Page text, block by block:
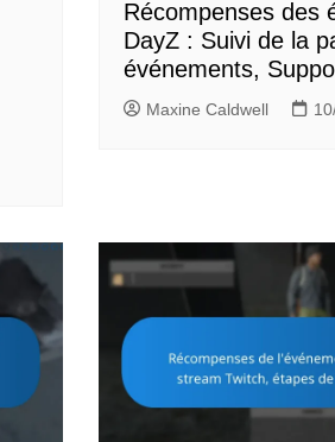
Récompenses des
DayZ : Suivi de la
événements,
Maxine Caldwell